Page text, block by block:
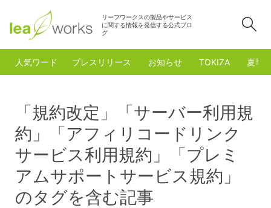
リーフワークスの製品やサービス
に関する情報を発信する公式ブロ
グ
人気ワード プレスリリース お知らせ TOKIZA 夏季
「規約改定」「サーバー利用規
約」「アフィリコードリンク
サービス利用規約」「プレミ
アムサポートサービス規約」
のタグを含む記事